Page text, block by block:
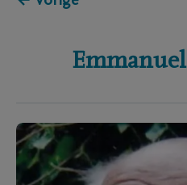
Emmanuel